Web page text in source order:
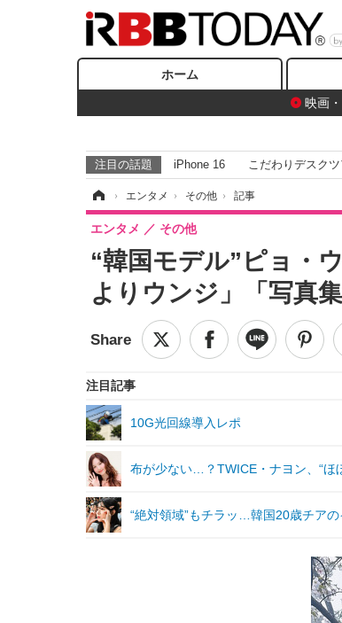
ホーム
映画
注目の話題 iPhone 16 こだわりデスク
› エンタメ › その他 › 記事
“韓国モデル”ピョ・
よりウンジ」「写真
エンタメ その他
注目記事
10G光回線導入レポ
布が少ない…？TWICE・ナヨン、“ほ
“絶対領域”もチラッ…韓国20歳チア